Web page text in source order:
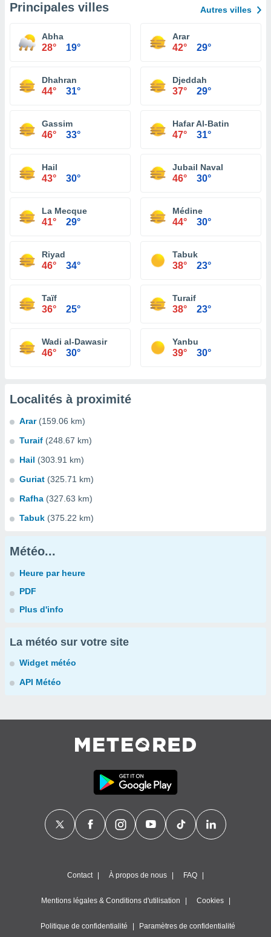
Principales villes Autres villes
Abha
28° 19°
Arar
42° 29°
Dhahran
44° 31°
Djeddah
37° 29°
Gassim
46° 33°
Hafar Al-Batin
47° 31°
Hail
43° 30°
Jubail Naval
46° 30°
La Mecque
41° 29°
Médine
44° 30°
Riyad
46° 34°
Tabuk
38° 23°
Taïf
36° 25°
Turaif
38° 23°
Wadi al-Dawasir
46° 30°
Yanbu
39° 30°
Localités à proximité
Arar (159.06 km)
Turaif (248.67 km)
Hail (303.91 km)
Guriat (325.71 km)
Rafha (327.63 km)
Tabuk (375.22 km)
Météo...
Heure par heure
PDF
Plus d'info
La météo sur votre site
Widget météo
API Météo
Contact À propos de nous FAQ
Mentions légales & Conditions d'utilisation Cookies
Politique de confidentialité Paramètres de confidentialité